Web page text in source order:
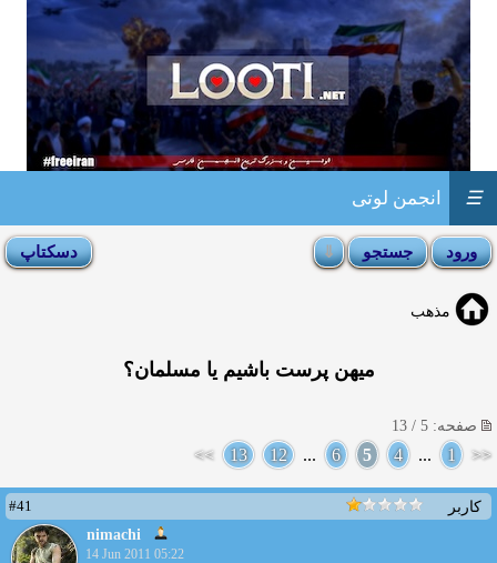
انجمن لوتی ☰
مذهب
میهن پرست باشیم یا مسلمان؟
صفحه: 5 / 13
<<
1
...
4
5
6
...
12
13
>>
کاربر
#41
nimachi
14 Jun 2011 05:22